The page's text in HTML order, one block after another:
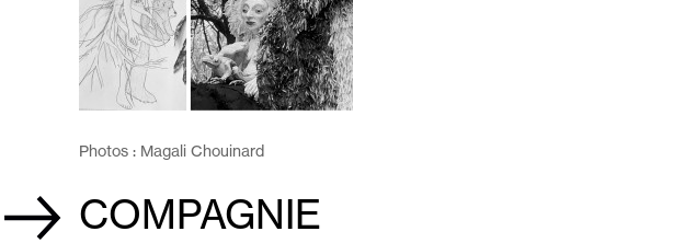
Photos : Magali Chouinard
COMPAGNIE